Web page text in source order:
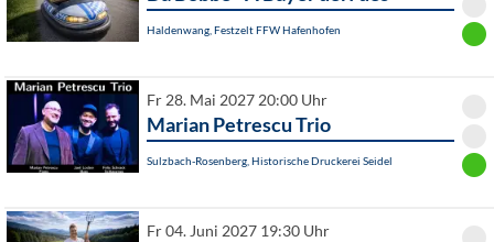
Haldenwang, Festzelt FFW Hafenhofen
Fr 28. Mai 2027 20:00 Uhr
Marian Petrescu Trio
Sulzbach-Rosenberg, Historische Druckerei Seidel
Fr 04. Juni 2027 19:30 Uhr